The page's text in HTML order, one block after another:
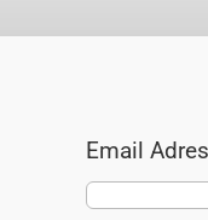
Email